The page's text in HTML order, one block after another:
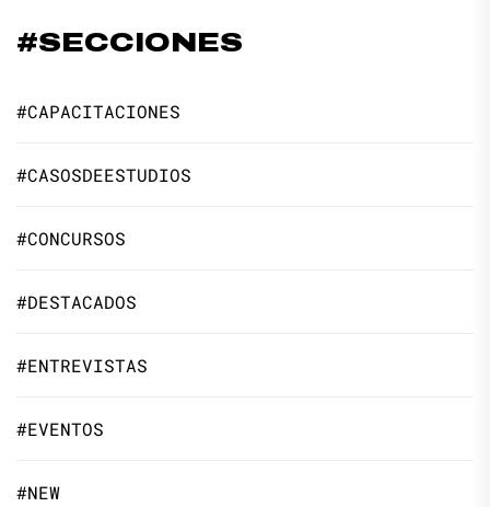
#SECCIONES
#CAPACITACIONES
#CASOSDEESTUDIOS
#CONCURSOS
#DESTACADOS
#ENTREVISTAS
#EVENTOS
#NEW